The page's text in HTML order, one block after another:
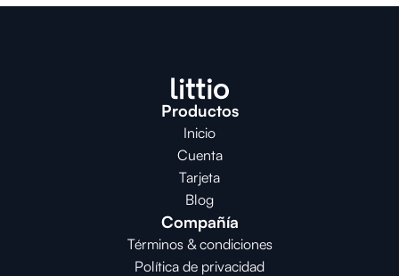
Productos
Inicio
Cuenta
Tarjeta
Blog
Compañía
Términos & condiciones
Política de privacidad